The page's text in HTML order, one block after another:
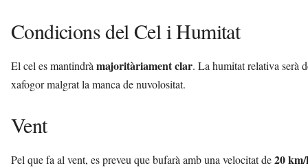
Condicions del Cel i Humitat
El cel es mantindrà majoritàriament clar. La humitat relativa serà
xafogor malgrat la manca de nuvolositat.
Vent
Pel que fa al vent, es preveu que bufarà amb una velocitat de20